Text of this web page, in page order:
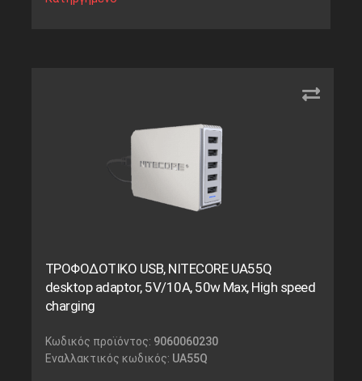
ΤΡΟΦΟΔΟΤΙΚΟ USB, NITECORE UA55Q
desktop adaptor, 5V/10A, 50w Max, High speed
charging
Κωδικός προϊόντος: 9060060230
Εναλλακτικός κωδικός: UA55Q